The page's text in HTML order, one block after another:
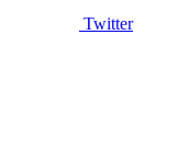
Twitter